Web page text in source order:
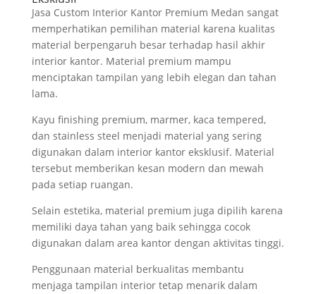
Jasa Custom Interior Kantor Premium Medan sangat
memperhatikan pemilihan material karena kualitas
material berpengaruh besar terhadap hasil akhir
interior kantor. Material premium mampu
menciptakan tampilan yang lebih elegan dan tahan
lama.
Kayu finishing premium, marmer, kaca tempered,
dan stainless steel menjadi material yang sering
digunakan dalam interior kantor eksklusif. Material
tersebut memberikan kesan modern dan mewah
pada setiap ruangan.
Selain estetika, material premium juga dipilih karena
memiliki daya tahan yang baik sehingga cocok
digunakan dalam area kantor dengan aktivitas tinggi.
Penggunaan material berkualitas membantu
menjaga tampilan interior tetap menarik dalam